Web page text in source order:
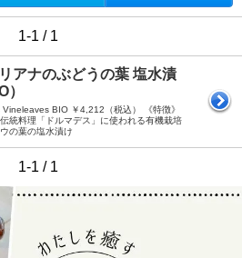
1-1 / 1
アナのぶどうの葉 塩水漬
）
BIO ￥4,212（税込） 《特徴》
統料理「ドルマデス」に使われる有機栽培
の葉の塩水漬け
1-1 / 1